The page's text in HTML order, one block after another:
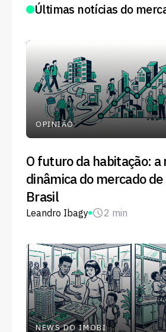
Últimas notícias do
OPINIÃO
O futuro da habitação: a
dinâmica do mercado
Brasil
Leandro Ibagy 2 min
NEWS DO IMOBI